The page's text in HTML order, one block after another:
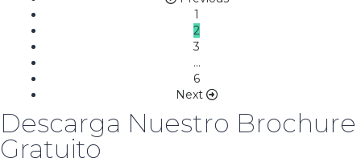
de
entradas
1
2
3
…
6
Next
Descarga Nuestro Brochure
Gratuito